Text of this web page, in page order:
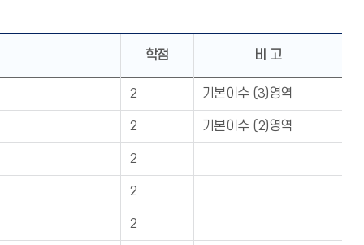
학점 비 고
2 기본이수 (3)영역
2 기본이수 (2)영역
2
2
2